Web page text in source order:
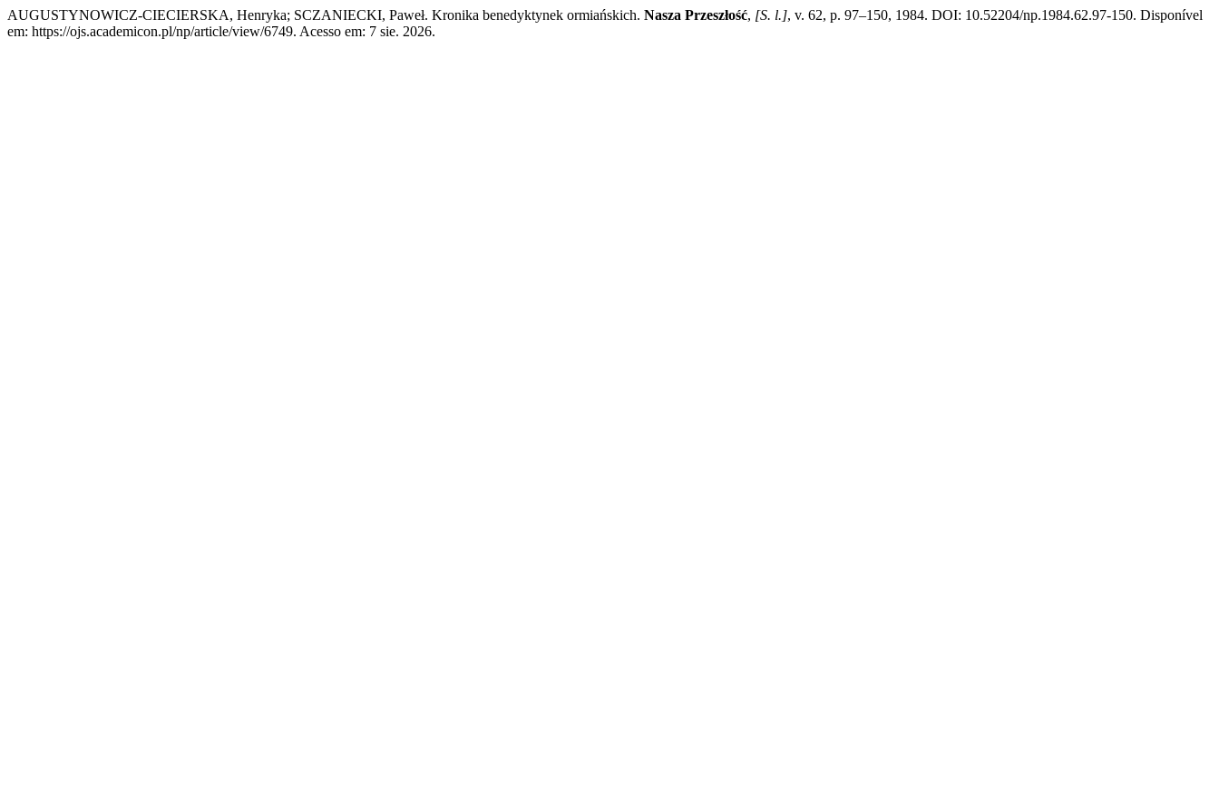
AUGUSTYNOWICZ-CIECIERSKA, Henryka; SCZANIECKI, Paweł. Kronika benedyktynek ormiańskich. Nasza Przeszłość, [S. l.], v. 62, p. 97–150, 1984. DOI: 10.52204/np.1984.62.97-150. Disponível
em: https://ojs.academicon.pl/np/article/view/6749. Acesso em: 7 sie. 2026.